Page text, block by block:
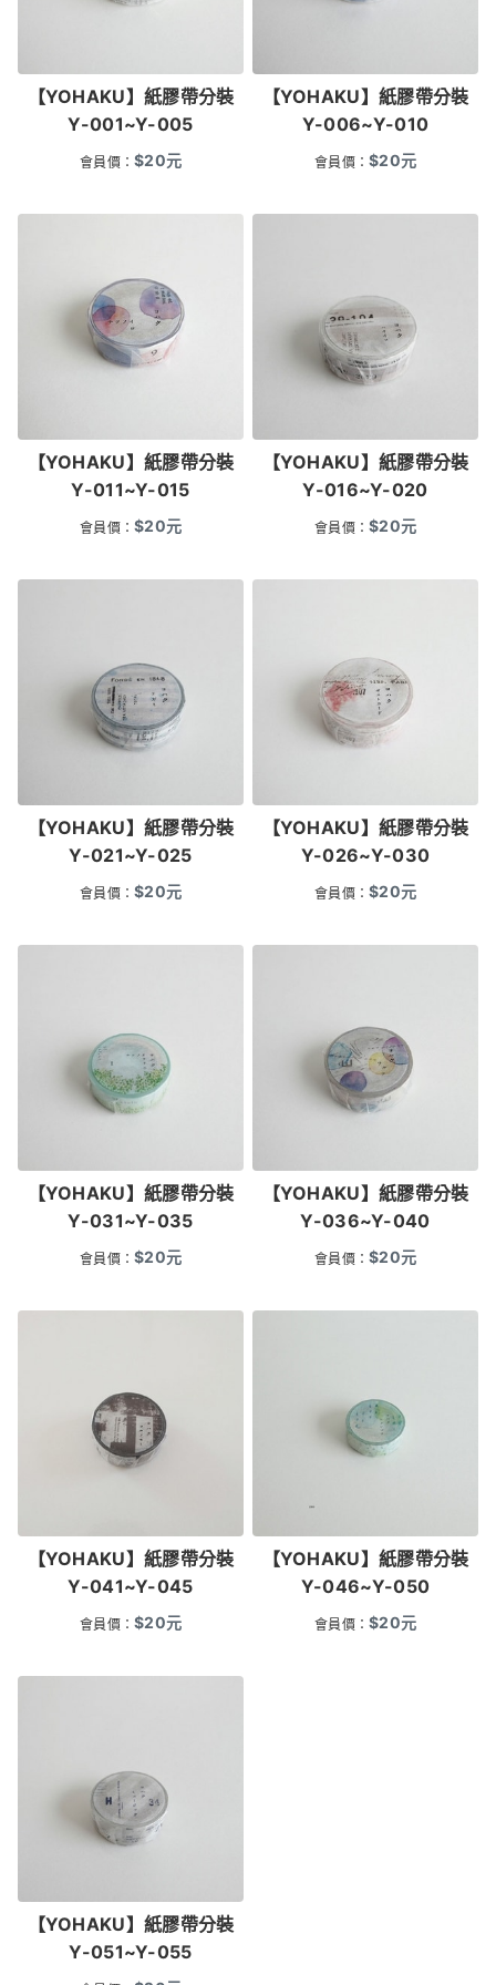
【YOHAKU】紙膠帶分裝
Y-001~Y-005
會員價：$20元
【YOHAKU】紙膠帶分裝
Y-006~Y-010
會員價：$20元
【YOHAKU】紙膠帶分裝
Y-011~Y-015
會員價：$20元
【YOHAKU】紙膠帶分裝
Y-016~Y-020
會員價：$20元
【YOHAKU】紙膠帶分裝
Y-021~Y-025
會員價：$20元
【YOHAKU】紙膠帶分裝
Y-026~Y-030
會員價：$20元
【YOHAKU】紙膠帶分裝
Y-031~Y-035
會員價：$20元
【YOHAKU】紙膠帶分裝
Y-036~Y-040
會員價：$20元
【YOHAKU】紙膠帶分裝
Y-041~Y-045
會員價：$20元
【YOHAKU】紙膠帶分裝
Y-046~Y-050
會員價：$20元
【YOHAKU】紙膠帶分裝
Y-051~Y-055